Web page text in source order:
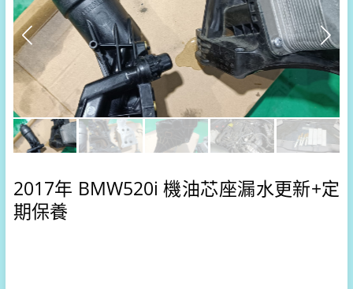
2017年 BMW520i 機油芯座漏水更新+定
期保養